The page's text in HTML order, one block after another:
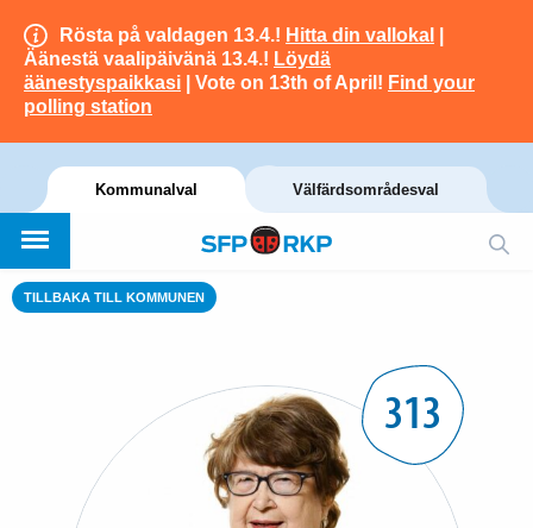
Rösta på valdagen 13.4.! Hitta din vallokal
Äänestä vaalipäivänä 13.4.! Löydä
äänestyspaikkasi | Vote on 13th of April! Find your
polling station
Kommunalval Välfärdsområdesval
TILLBAKA TILL KOMMUNEN
313